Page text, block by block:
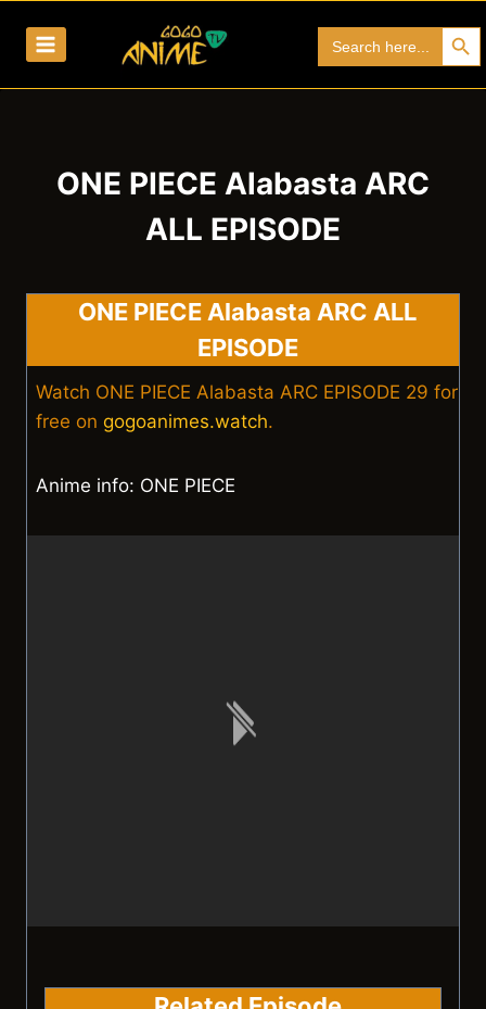
for:
Search
ONE PIECE Alabasta ARC
ALL EPISODE
ONE PIECE Alabasta ARC ALL
EPISODE
Watch ONE PIECE Alabasta ARC EPISODE 29 for
free on gogoanimes.watch.
Anime info: ONE PIECE